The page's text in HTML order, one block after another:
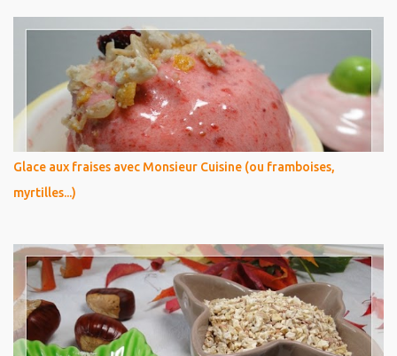
Glace aux fraises avec Monsieur Cuisine (ou framboises,
myrtilles...)